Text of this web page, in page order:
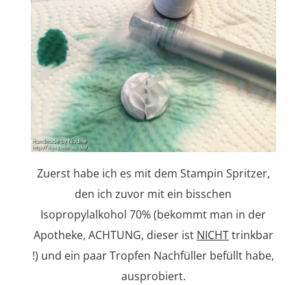
Zuerst habe ich es mit dem Stampin Spritzer,
den ich zuvor mit ein bisschen
Isopropylalkohol 70% (bekommt man in der
Apotheke, ACHTUNG, dieser ist NICHTtrinkbar
!) und ein paar Tropfen Nachfüller befüllt habe,
ausprobiert.